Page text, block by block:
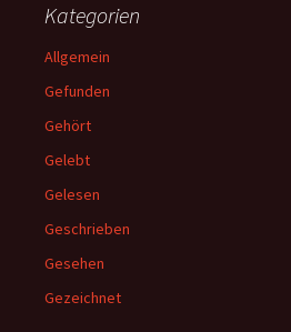
Kategorien
Allgemein
Gefunden
Gehört
Gelebt
Gelesen
Geschrieben
Gesehen
Gezeichnet